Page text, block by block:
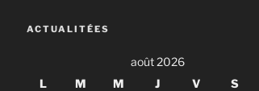
ACTUALITÉES
août 2026
L
M M J V S